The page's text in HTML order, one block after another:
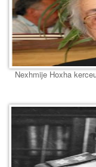
Nexhmije Hoxha